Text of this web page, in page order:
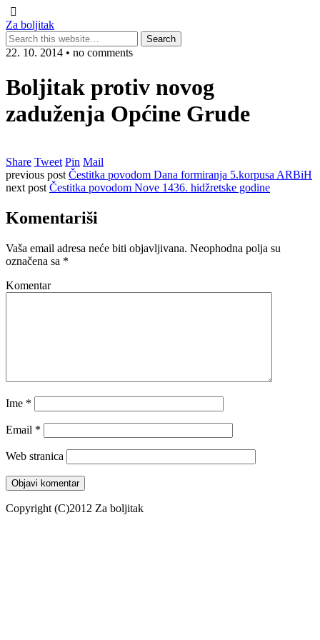
Za boljitak
22. 10. 2014 • no comments
Boljitak protiv novog
zaduženja Općine Grude
Share Tweet Pin Mail
previous post Čestitka povodom Dana formiranja 5.korpusa ARBiH
next post Čestitka povodom Nove 1436. hidžretske godine
Komentariši
Vaša email adresa neće biti objavljivana. Neophodna polja su
označena sa *
Komentar
Ime *
Email *
Web stranica
Copyright (C)2012 Za boljitak